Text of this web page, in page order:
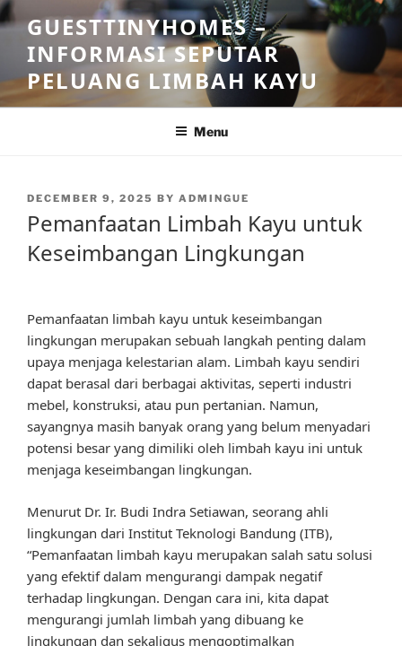
Skip
to
content
GUESTTINYHOMES –
INFORMASI SEPUTAR
PELUANG LIMBAH KAYU
Menu
POSTED
DECEMBER 9, 2025 BY ADMINGUE
Pemanfaatan Limbah Kayu untuk
Keseimbangan Lingkungan
Pemanfaatan limbah kayu untuk keseimbangan
lingkungan merupakan sebuah langkah penting dalam
upaya menjaga kelestarian alam. Limbah kayu sendiri
dapat berasal dari berbagai aktivitas, seperti industri
mebel, konstruksi, atau pun pertanian. Namun,
sayangnya masih banyak orang yang belum menyadari
potensi besar yang dimiliki oleh limbah kayu ini untuk
menjaga keseimbangan lingkungan.
Menurut Dr. Ir. Budi Indra Setiawan, seorang ahli
lingkungan dari Institut Teknologi Bandung (ITB),
“Pemanfaatan limbah kayu merupakan salah satu solusi
yang efektif dalam mengurangi dampak negatif
terhadap lingkungan. Dengan cara ini, kita dapat
mengurangi jumlah limbah yang dibuang ke
lingkungan dan sekaligus mengoptimalkan